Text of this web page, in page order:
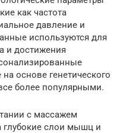
как частота
давление и
используются для
и достижения
основе генетического
более популярными.
с массажем
глубокие слои мышц и